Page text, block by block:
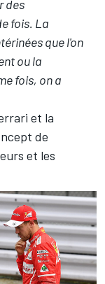
des
fois. La
que l'on
ou la
fois, on a
et la
de
et les